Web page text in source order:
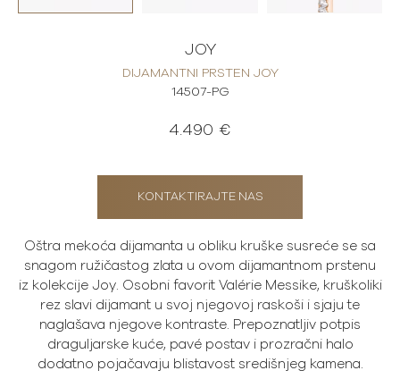
JOY
DIJAMANTNI PRSTEN JOY
14507-PG
4.490 €
KONTAKTIRAJTE NAS
Oštra mekoća dijamanta u obliku kruške susreće se sa
snagom ružičastog zlata u ovom dijamantnom prstenu
iz kolekcije Joy. Osobni favorit Valérie Messike, kruškoliki
rez slavi dijamant u svoj njegovoj raskoši i sjaju te
naglašava njegove kontraste. Prepoznatljiv potpis
draguljarske kuće, pavé postav i prozračni halo
dodatno pojačavaju blistavost središnjeg kamena.